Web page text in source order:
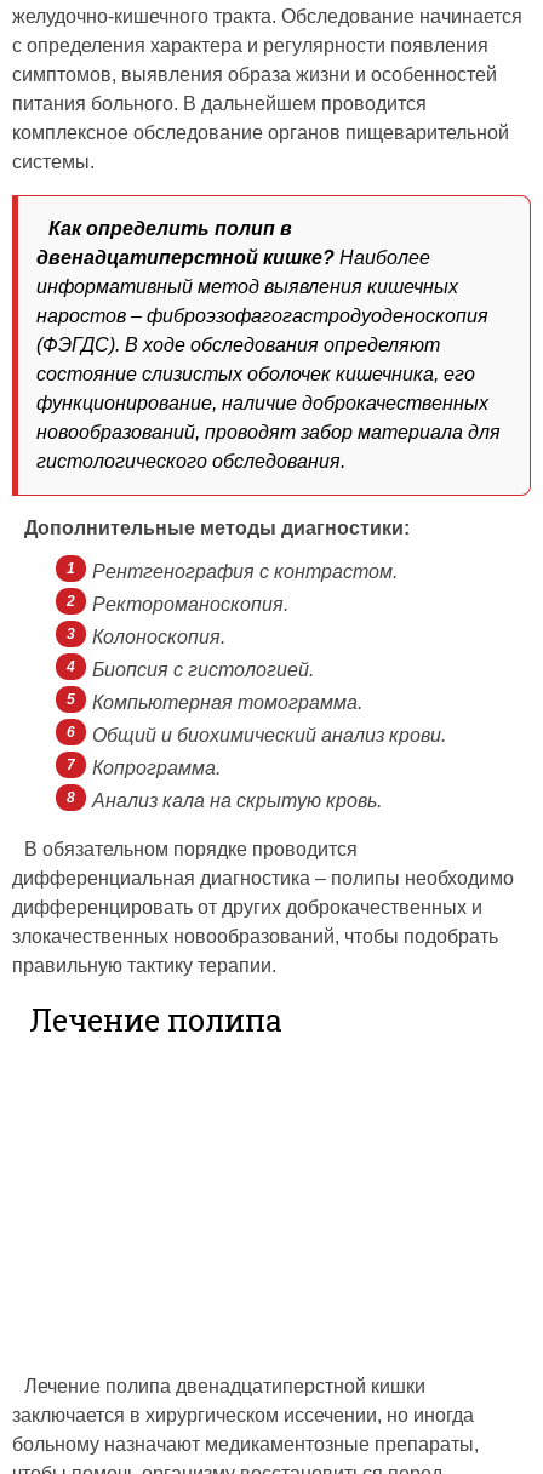
желудочно-кишечного тракта. Обследование начинается
с определения характера и регулярности появления
симптомов, выявления образа жизни и особенностей
питания больного. В дальнейшем проводится
комплексное обследование органов пищеварительной
системы.
Как определить полип в
двенадцатиперстной кишке? Наиболее
информативный метод выявления кишечных
наростов – фиброэзофагогастродуоденоскопия
(ФЭГДС). В ходе обследования определяют
состояние слизистых оболочек кишечника, его
функционирование, наличие доброкачественных
новообразований, проводят забор материала для
гистологического обследования.
Дополнительные методы диагностики:
Рентгенография с контрастом.
Ректороманоскопия.
Колоноскопия.
Биопсия с гистологией.
Компьютерная томограмма.
Общий и биохимический анализ крови.
Копрограмма.
Анализ кала на скрытую кровь.
В обязательном порядке проводится
дифференциальная диагностика – полипы необходимо
дифференцировать от других доброкачественных и
злокачественных новообразований, чтобы подобрать
правильную тактику терапии.
Лечение полипа
Лечение полипа двенадцатиперстной кишки
заключается в хирургическом иссечении, но иногда
больному назначают медикаментозные препараты,